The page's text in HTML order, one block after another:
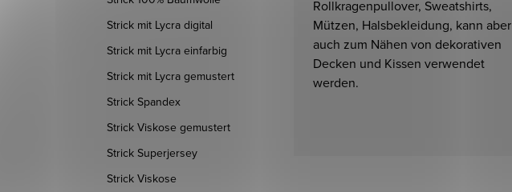
Strick mit Lycra digital
Strick mit Lycra einfarbig
Strick mit Lycra gemustert
Strick Spandex
Strick Viskose gemustert
Strick Superjersey
Strick Viskose
Rollkragenpullover, Sweatshirts,
Mützen, Halsbekleidung, kann aber
auch zum Nähen von dekorativen
Decken und Kissen verwendet
werden.